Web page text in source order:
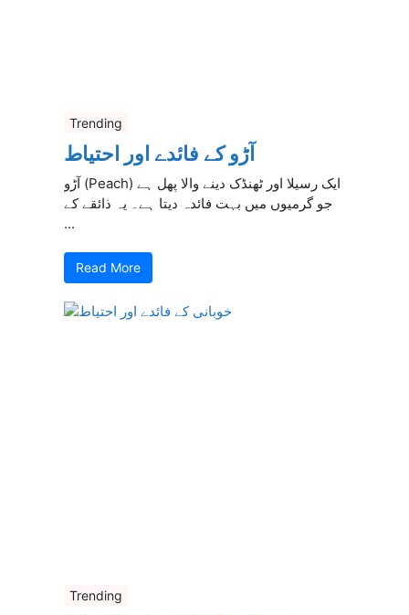
Trending
آڑو کے فائدے اور احتیاط
آڑو (Peach) ایک رسیلا اور ٹھنڈک دینے والا پھل ہے
جو گرمیوں میں بہت فائدہ دیتا ہے۔ یہ ذائقے کے
...
Read More
Trending